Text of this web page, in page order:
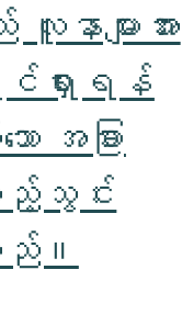
ာများအား
င်ရှားရန်
အခြား
ည့်သွင်း
ည်။